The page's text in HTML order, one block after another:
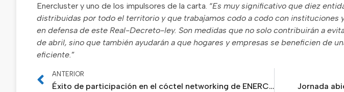
Enercluster y uno de los impulsores de la carta. “Es muy significativo que diez
distribuidas por todo el territorio y que trabajamos codo a codo con instituciones
en defensa de este Real-Decreto-ley. Son medidas que no solo contribuirán a
de abril, sino que también ayudarán a que hogares y empresas se beneficien de
eficiente. ”
ANTERIOR
Éxito de participación en el cóctel networking de ENERCLUSTER Jornada